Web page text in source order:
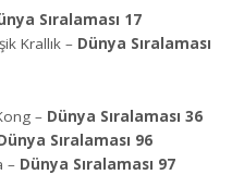
Sıralaması 17
Krallık – Dünya Sıralaması
– Dünya Sıralaması 36
Sıralaması 96
– Dünya Sıralaması 97